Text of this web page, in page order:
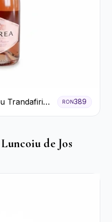
Trandafiri
RON389
de Jos